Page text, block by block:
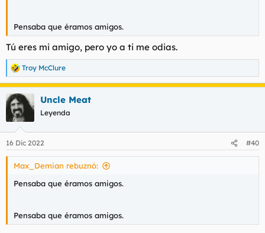
Pensaba que éramos amigos.
Tú eres mi amigo, pero yo a ti me odias.
R
e
a
c
c
i
e
s
Troy McClure
Uncle Meat
Leyenda
16 Dic 2022 #40
Max_Demian rebuznó:
Pensaba que éramos amigos.
Pensaba que éramos amigos.